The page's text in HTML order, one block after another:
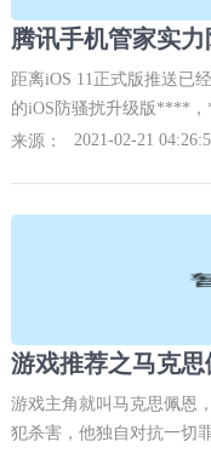
腾讯手机管家实
距离iOS 11正式版推送已
的iOS防骚扰升级版****
防护。
来源： 2021-02-21
游戏推荐之马克思
游戏主角就叫马克思佩恩
犯杀害，他独自对抗一切